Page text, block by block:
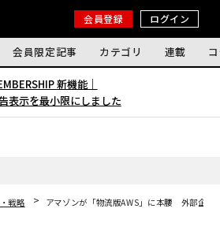
会員登録 ログイン
会員限定記事 カテゴリ 連載
新機能｜
表示を最小限にしました
戦略
アマゾンが「物流版AWS」に本腰 外部企業